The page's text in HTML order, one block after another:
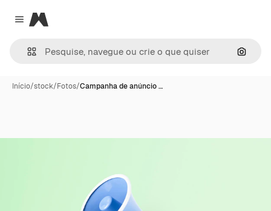
Close menu
Magnific
Início/stock/Fotos/Campanha de anúncio …